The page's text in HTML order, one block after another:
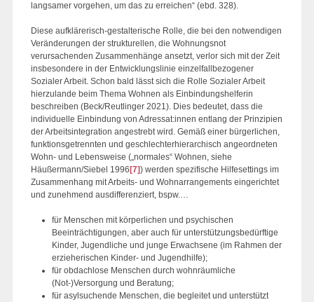
langsamer vorgehen, um das zu erreichen“ (ebd. 328).
Diese aufklärerisch-gestalterische Rolle, die bei den notwendigen
Veränderungen der strukturellen, die Wohnungsnot
verursachenden Zusammenhänge ansetzt, verlor sich mit der Zeit
insbesondere in der Entwicklungslinie einzelfallbezogener
Sozialer Arbeit. Schon bald lässt sich die Rolle Sozialer Arbeit
hierzulande beim Thema Wohnen als Einbindungshelferin
beschreiben (Beck/Reutlinger 2021). Dies bedeutet, dass die
individuelle Einbindung von Adressat:innen entlang der Prinzipien
der Arbeitsintegration angestrebt wird. Gemäß einer bürgerlichen,
funktionsgetrennten und geschlechterhierarchisch angeordneten
Wohn- und Lebensweise („normales“ Wohnen, siehe
Häußermann/Siebel 1996 [7]) werden spezifische Hilfesettings im
Zusammenhang mit Arbeits- und Wohnarrangements eingerichtet
und zunehmend ausdifferenziert, bspw.…
für Menschen mit körperlichen und psychischen
Beeinträchtigungen, aber auch für unterstützungsbedürftige
Kinder, Jugendliche und junge Erwachsene (im Rahmen der
erzieherischen Kinder- und Jugendhilfe);
für obdachlose Menschen durch wohnräumliche
(Not-)Versorgung und Beratung;
für asylsuchende Menschen, die begleitet und unterstützt